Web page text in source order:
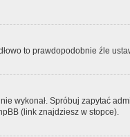
to prawdopodobnie źle
wykonał. Spróbuj zapytać
(link znajdziesz w stopce).